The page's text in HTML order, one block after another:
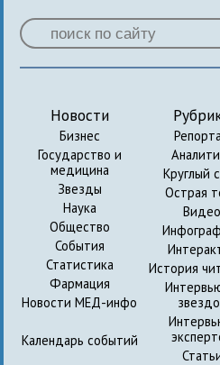
Новости
Бизнес
Государство и
медицина
Звезды
Наука
Общество
События
Статистика
Фармация
Новости МЕД-инфо
Календарь событий
Круглый
Острая
Видео
История